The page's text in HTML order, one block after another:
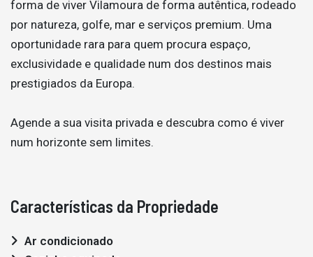
forma de viver Vilamoura de forma autêntica, rodeado
por natureza, golfe, mar e serviços premium. Uma
oportunidade rara para quem procura espaço,
exclusividade e qualidade num dos destinos mais
prestigiados da Europa.
Agende a sua visita privada e descubra como é viver
num horizonte sem limites.
Características da Propriedade
Ar condicionado